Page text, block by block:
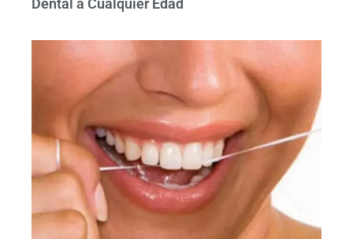
Dental a Cualquier Edad